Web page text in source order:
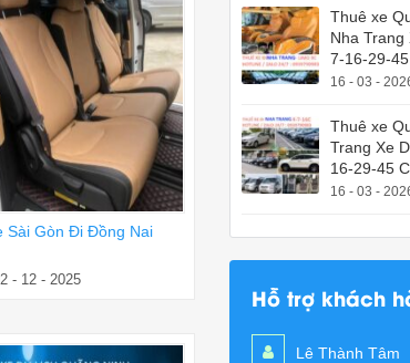
Sài Gòn Đi Đồng Nai
- 12 - 2025
Thuê xe
Nha Trang
7-16-29-
16 - 03 -
Thuê xe
Trang Xe
16-29-45
16 - 03 -
Hỗ trợ khách
Lê Thành Tâm